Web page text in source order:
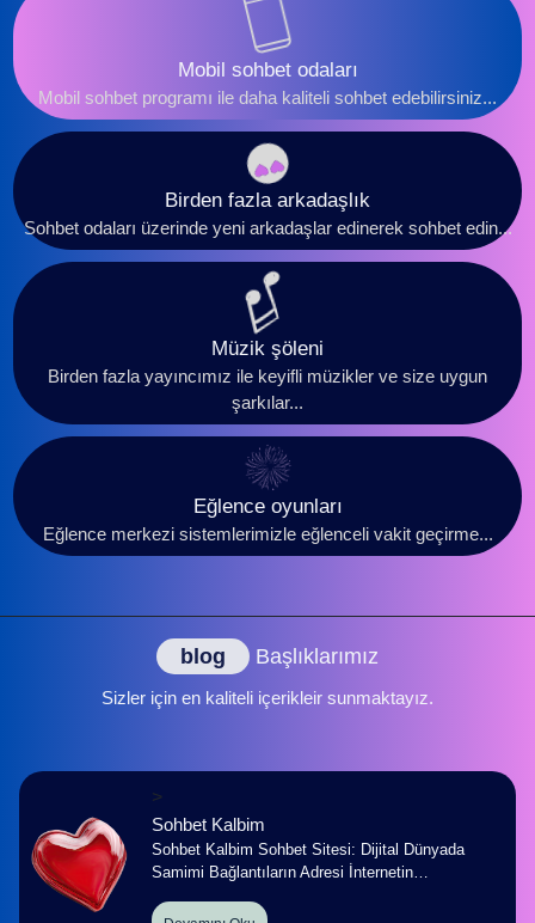
Mobil sohbet odaları
Mobil sohbet programı ile daha kaliteli sohbet edebilirsiniz...
Birden fazla arkadaşlık
Sohbet odaları üzerinde yeni arkadaşlar edinerek sohbet edin...
Müzik şöleni
Birden fazla yayıncımız ile keyifli müzikler ve size uygun
şarkılar...
Eğlence oyunları
Eğlence merkezi sistemlerimizle eğlenceli vakit geçirme...
blog Başlıklarımız
Sizler için en kaliteli içerikleir sunmaktayız.
>
Sohbet Kalbim
Sohbet Kalbim Sohbet Sitesi: Dijital Dünyada
Samimi Bağlantıların Adresi İnternetin…